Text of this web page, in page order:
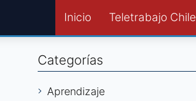
Inicio Teletrabajo Chile
Categorías
Aprendizaje